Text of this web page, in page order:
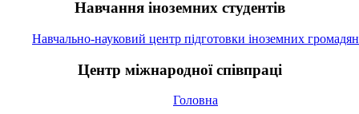
Навчання іноземних студентів
Навчально-науковий центр підготовки іноземних громадян
Центр міжнародної співпраці
Головна